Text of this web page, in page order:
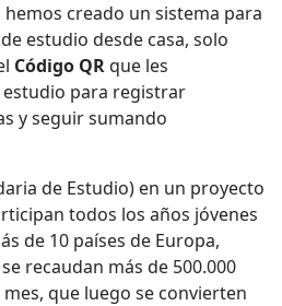
creado un sistema para
estudio desde casa, solo
Código QRque les
para registrar
y seguir sumando
de Estudio) en un proyecto
todos los años jóvenes
de 10 países de Europa,
recaudan más de 500.000
que luego se convierten